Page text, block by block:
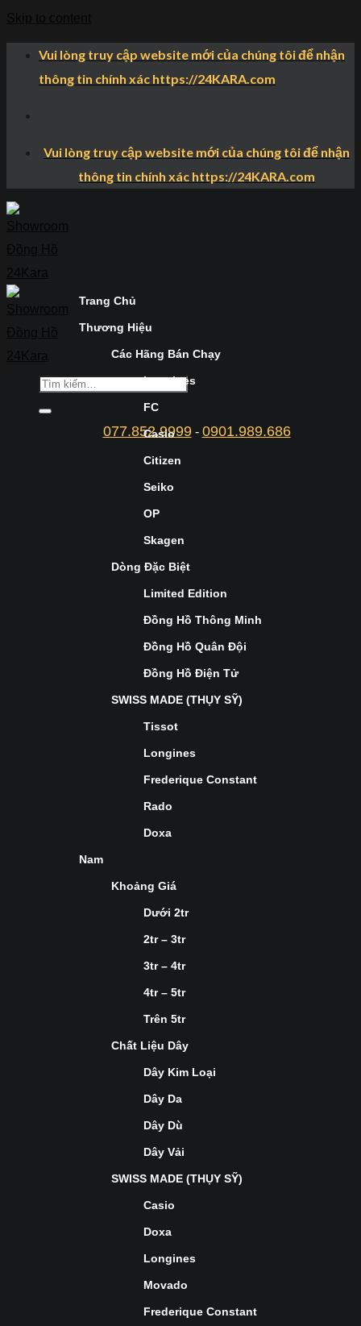
Vui lòng truy cập website mới của chúng tôi để nhận
thông tin chính xác https://24KARA.com
Vui lòng truy cập website mới của chúng tôi để nhận
thông tin chính xác https://24KARA.com
077.852.9999- 0901.989.686
Trang Chủ
Thương Hiệu
Các Hãng Bán Chạy
Longines
FC
Casio
Citizen
Seiko
OP
Skagen
Dòng Đặc Biệt
Limited Edition
Đồng Hồ Thông Minh
Đồng Hồ Quân Đội
Đồng Hồ Điện Tử
SWISS MADE (THỤY SỸ)
Tissot
Longines
Frederique Constant
Rado
Doxa
Nam
Khoảng Giá
Dưới 2tr
2tr – 3tr
3tr – 4tr
4tr – 5tr
Trên 5tr
Chất Liệu Dây
Dây Kim Loại
Dây Da
Dây Dù
Dây Vải
SWISS MADE (THỤY SỸ)
Casio
Doxa
Longines
Movado
Frederique Constant